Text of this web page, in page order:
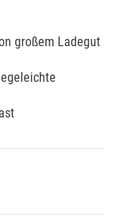
großem Ladegut